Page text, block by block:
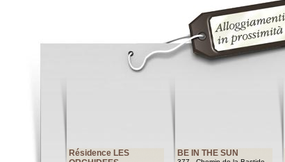
Résidence LES
BE IN THE SUN